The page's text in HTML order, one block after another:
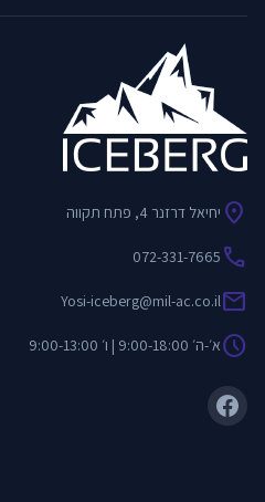
location_on יחיאל דרזנר 4, פתח תקווה
call
072-331-7665
mail
Yosi-iceberg@mil-ac.co.il
scheduleא׳-ה׳ 9:00-18:00 | ו׳ 9:00-13:00